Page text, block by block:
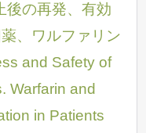
後の再発、有効
、ワルファリン
and Safety of
Warfarin and
in Patients